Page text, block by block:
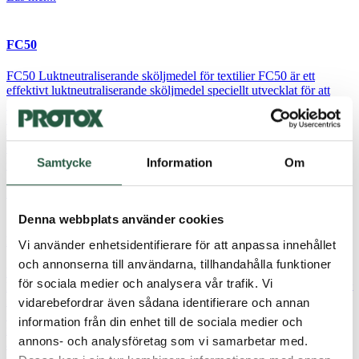
Samtycke Information Om
Denna webbplats använder cookies
Vi använder enhetsidentifierare för att anpassa innehållet
och annonserna till användarna, tillhandahålla funktioner
för sociala medier och analysera vår trafik. Vi
vidarebefordrar även sådana identifierare och annan
information från din enhet till de sociala medier och
annons- och analysföretag som vi samarbetar med.
FC50
FC50 Luktneutraliserande sköljmedel för textilier FC50 är ett
effektivt luktneutraliserande sköljmedel speciellt utvecklat för att
Information om produkten Luktneutraliserande sköljmedel för
arbetskläderSpeciellt framtaget för att neutralisera sot-, rök-, urin-
tvättemperaturer (20-60⁰C)Innehåller ingen parfym eller...
FC10
FC10 – tvättmedel för arbetskläder FC10 är ett effektivt,
högpresterande enzymbaserat flytande tvättmedel, speciellt framtaget
för färgade arbetskläder. Produktinformation FC10 Koncentrerat
flytande och skonsamt tvättmedel för färgade arbetskläder Effektiv
fläckborttagning, även vid låga temperaturer (20–60 °C) Speciellt
anpassat för professionella arbetskläder Innehåller varken parfym,